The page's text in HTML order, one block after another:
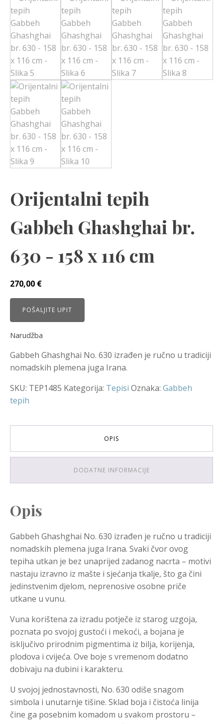
Orijentalni tepih
Gabbeh Ghashghai br.
630 - 158 x 116 cm
270,00 €
POŠALJITE UPIT
Narudžba
Gabbeh Ghashghai No. 630 izrađen je ručno u tradiciji
nomadskih plemena juga Irana.
SKU: TEP1485 Kategorija: Tepisi Oznaka: Gabbeh
tepih
OPIS
DODATNE INFORMACIJE
Opis
Gabbeh Ghashghai No. 630 izrađen je ručno u tradiciji
nomadskih plemena juga Irana. Svaki čvor ovog
tepiha utkan je bez unaprijed zadanog nacrta – motivi
nastaju izravno iz mašte i sjećanja tkalje, što ga čini
jedinstvenim djelom, neprenosive osobne priče
utkane u vunu.
Vuna korištena za izradu potječe iz starog uzgoja,
poznata po svojoj gustoći i mekoći, a bojana je
isključivo prirodnim pigmentima iz bilja, korijenja,
plodova i cvijeća. Ove boje s vremenom dodatno
dobivaju na dubini i karakteru.
U svojoj jednostavnosti, No. 630 odiše snagom
simbola i unutarnje tišine. Sklad boja i čistoća linija
čine ga posebnim komadom u svakom prostoru –